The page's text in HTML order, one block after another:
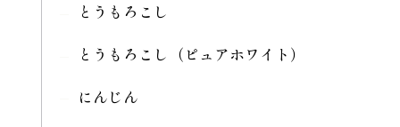
とうもろこし
とうもろこし（ピュアホワイト）
にんじん